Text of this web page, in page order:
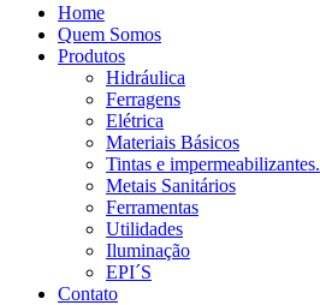
Home
Quem Somos
Produtos
Hidráulica
Ferragens
Elétrica
Materiais Básicos
Tintas e impermeabilizantes.
Metais Sanitários
Ferramentas
Utilidades
Iluminação
EPI´S
Contato